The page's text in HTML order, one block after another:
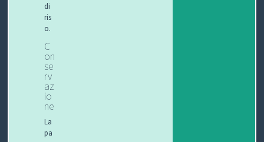
di
ris
o.
C
on
se
rv
az
io
ne
La
pa